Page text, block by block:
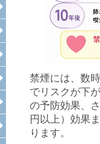
痛風とは、痛風原因・痛風診断
当院での取り組み
>甲状腺異常（バセドウ病・橋
メタボリックシンドロームと
診断基準や原因・改善・予防
睡眠時無呼吸症候群治療外来
いつも通り食べても痩せる・
体重が減少する原因・病気
禁煙には、数
でリスクが下
の予防効果、
円以上）効果
ります。